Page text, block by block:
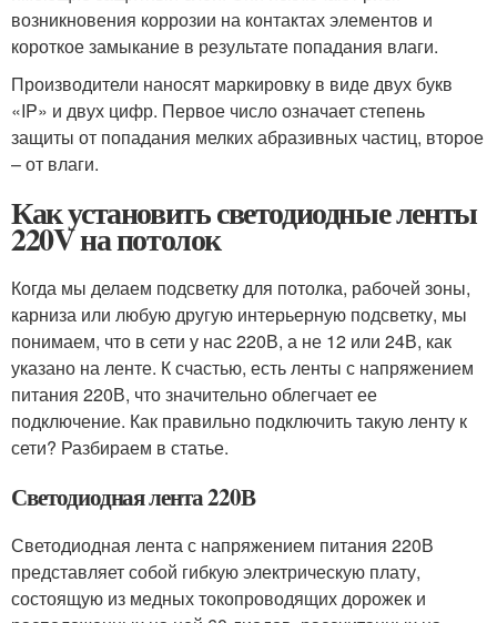
возникновения коррозии на контактах элементов и
короткое замыкание в результате попадания влаги.
Производители наносят маркировку в виде двух букв
«IP» и двух цифр. Первое число означает степень
защиты от попадания мелких абразивных частиц, второе
– от влаги.
Как установить светодиодные ленты
220V на потолок
Когда мы делаем подсветку для потолка, рабочей зоны,
карниза или любую другую интерьерную подсветку, мы
понимаем, что в сети у нас 220В, а не 12 или 24В, как
указано на ленте. К счастью, есть ленты с напряжением
питания 220В, что значительно облегчает ее
подключение. Как правильно подключить такую ленту к
сети? Разбираем в статье.
Светодиодная лента 220В
Светодиодная лента с напряжением питания 220В
представляет собой гибкую электрическую плату,
состоящую из медных токопроводящих дорожек и